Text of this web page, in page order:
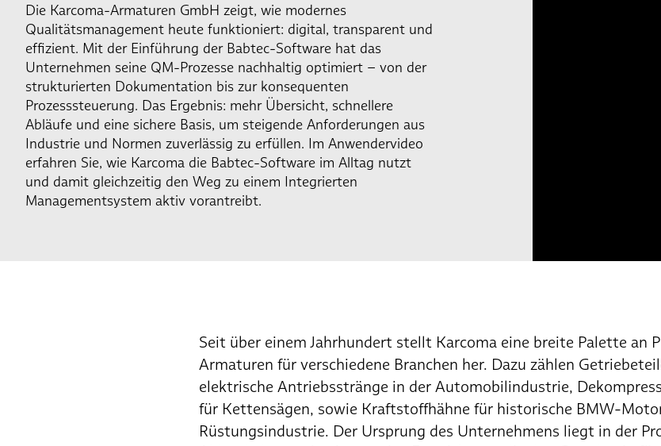
Die Karcoma-Armaturen GmbH zeigt, wie modernes
Qualitätsmanagement heute funktioniert: digital, transparent und
effizient. Mit der Einführung der Babtec-Software hat das
Unternehmen seine QM-Prozesse nachhaltig optimiert – von der
strukturierten Dokumentation bis zur konsequenten
Prozesssteuerung. Das Ergebnis: mehr Übersicht, schnellere
Abläufe und eine sichere Basis, um steigende Anforderungen aus
Industrie und Normen zuverlässig zu erfüllen. Im Anwendervideo
erfahren Sie, wie Karcoma die Babtec-Software im Alltag nutzt
und damit gleichzeitig den Weg zu einem Integrierten
Managementsystem aktiv vorantreibt.
Seit über einem Jahrhundert stellt Karcoma eine breite Palette an
Armaturen für verschiedene Branchen her. Dazu zählen
elektrische Antriebsstränge in der Automobilindustrie,
für Kettensägen, sowie Kraftstoffhähne für historische BMW-
Rüstungsindustrie. Der Ursprung des Unternehmens liegt in der